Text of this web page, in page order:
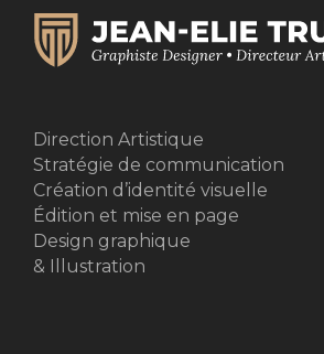
Direction Artistique
Stratégie de communication
Création d’identité visuelle
Édition et mise en page
Design graphique
& Illustration